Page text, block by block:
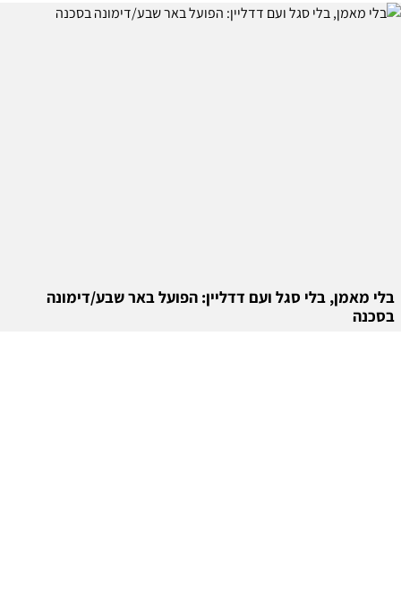
בלי מאמן, בלי סגל ועם דדליין: הפועל באר שבע/דימונה
בסכנה